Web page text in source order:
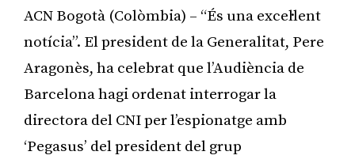
ACN Bogotà (Colòmbia) – “És una excel·lent
notícia”. El president de la Generalitat, Pere
Aragonès, ha celebrat que l’Audiència de
Barcelona hagi ordenat interrogar la
directora del CNI per l’espionatge amb
‘Pegasus’ del president del grup